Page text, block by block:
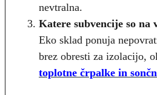
nevtralna.
Katere subvencije so na
Eko sklad ponuja
brez obresti za izolacijo,
toplotne črpalke in